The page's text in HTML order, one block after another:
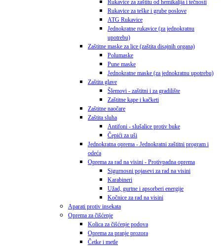
Rukavice za zaštitu od hemikalija i tečnosti
Rukavice za teške i grube poslove
ATG Rukavice
Jednokratne rukavice (za jednokratnu
upotrebu)
Zaštitne maske za lice (zaštita disajnih organa)
Polumaske
Pune maske
Jednokratne maske (za jednokratnu upotrebu)
Zaštita glave
Šlemovi - zaštitni i za gradilište
Zaštitne kape i kačketi
Zaštitne naočare
Zaštita sluha
Antifoni - slušalice protiv buke
Čepići za uši
Jednokratna oprema - Jednokratni zaštitni program i
odeća
Oprema za rad na visini - Protivpadna oprema
Sigurnosni pojasevi za rad na visini
Karabineri
Užad, gurtne i apsorberi energije
Kočnice za rad na visini
Aparati protiv insekata
Oprema za čišćenje
Kolica za čišćenje podova
Oprema za pranje prozora
Četke i metle